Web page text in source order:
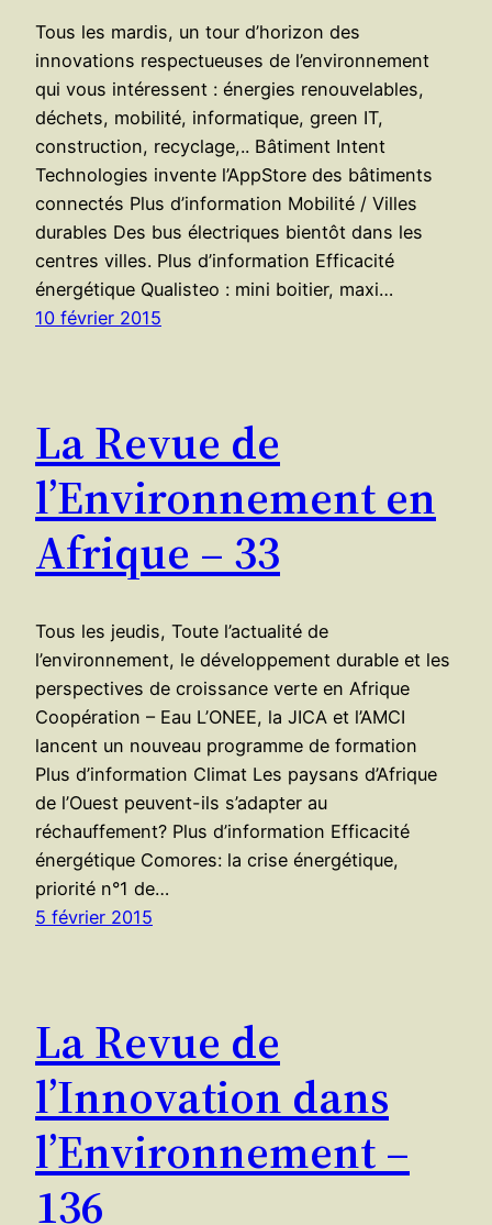
Tous les mardis, un tour d’horizon des
innovations respectueuses de l’environnement
qui vous intéressent : énergies renouvelables,
déchets, mobilité, informatique, green IT,
construction, recyclage,.. Bâtiment Intent
Technologies invente l’AppStore des bâtiments
connectés Plus d’information Mobilité / Villes
durables Des bus électriques bientôt dans les
centres villes. Plus d’information Efficacité
énergétique Qualisteo : mini boitier, maxi…
10 février 2015
La Revue de
l’Environnement en
Afrique – 33
Tous les jeudis, Toute l’actualité de
l’environnement, le développement durable et les
perspectives de croissance verte en Afrique
Coopération – Eau L’ONEE, la JICA et l’AMCI
lancent un nouveau programme de formation
Plus d’information Climat Les paysans d’Afrique
de l’Ouest peuvent-ils s’adapter au
réchauffement? Plus d’information Efficacité
énergétique Comores: la crise énergétique,
priorité n°1 de…
5 février 2015
La Revue de
l’Innovation dans
l’Environnement –
136